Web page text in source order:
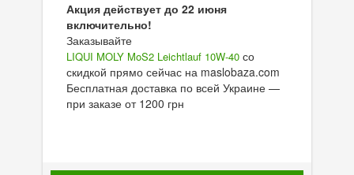
Акция действует до 22 июня
включительно!
Заказывайте
LIQUI MOLY MoS2 Leichtlauf 10W-40 со
скидкой прямо сейчас на maslobaza.com
Бесплатная доставка по всей Украине —
при заказе от 1200 грн